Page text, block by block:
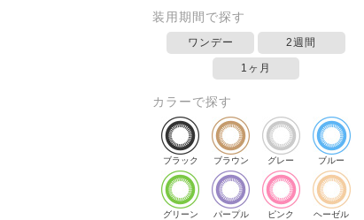
装用期間で探す
ワンデー 2週間
1ヶ月
カラーで探す
ブラック ブラウン グレー ブルー
グリーン パープル ピンク ヘーゼル